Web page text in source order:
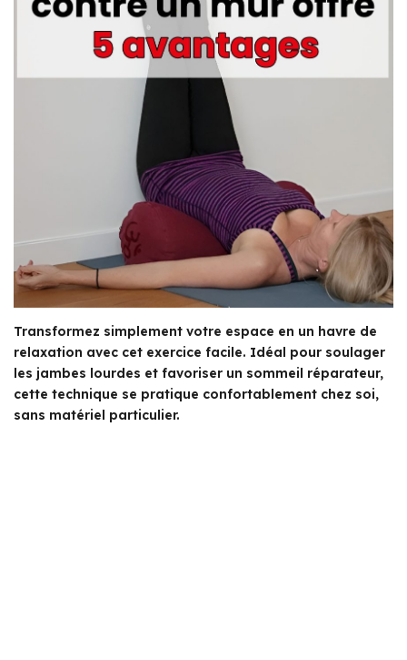
Transformez simplement votre espace en un havre de
relaxation avec cet exercice facile. Idéal pour soulager
les jambes lourdes et favoriser un sommeil réparateur,
cette technique se pratique confortablement chez soi,
sans matériel particulier.